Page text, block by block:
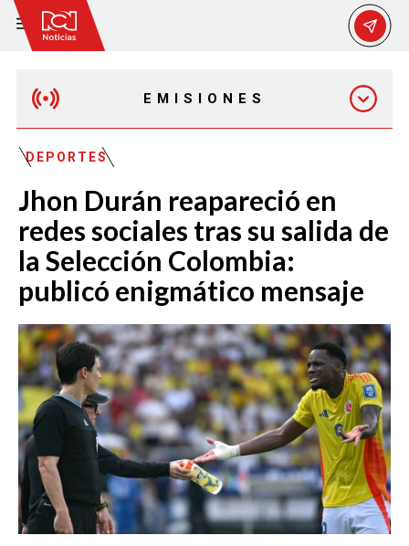
EMISIONES
EMISIÓN 12:30 PM
EMISIÓN 7:00 PM
EMISIÓN 11:30 PM
DEPORTES
Jhon Durán reapareció en
redes sociales tras su salida de
la Selección Colombia:
publicó enigmático mensaje